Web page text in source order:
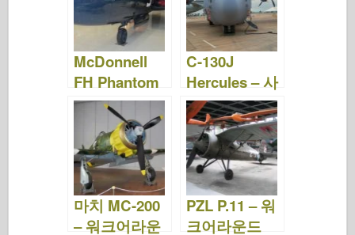
McDonnell
FH Phantom
– 사진 및 동영
C-130J
Hercules – 사
진 및 비디오
마치 MC-200
– 워크어라운
PZL P.11 – 워
크어라운드